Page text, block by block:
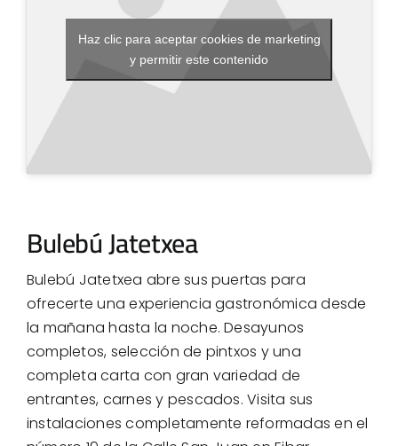
Haz clic para aceptar cookies de marketing
y permitir este contenido
Bulebú Jatetxea
Bulebú Jatetxea abre sus puertas para
ofrecerte una experiencia gastronómica desde
la mañana hasta la noche. Desayunos
completos, selección de pintxos y una
completa carta con gran variedad de
entrantes, carnes y pescados. Visita sus
instalaciones completamente reformadas en el